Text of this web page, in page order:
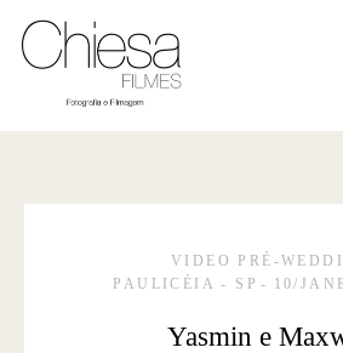
VIDEO PRÉ-
PAULICÉIA - SP
10/
Yasmin e